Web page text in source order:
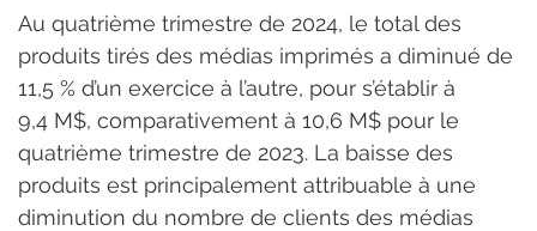
Au quatrième trimestre de 2024, le total des
produits tirés des médias imprimés a diminué de
11,5 % d’un exercice à l’autre, pour s’établir à
9,4 M$, comparativement à 10,6 M$ pour le
quatrième trimestre de 2023. La baisse des
produits est principalement attribuable à une
diminution du nombre de clients des médias